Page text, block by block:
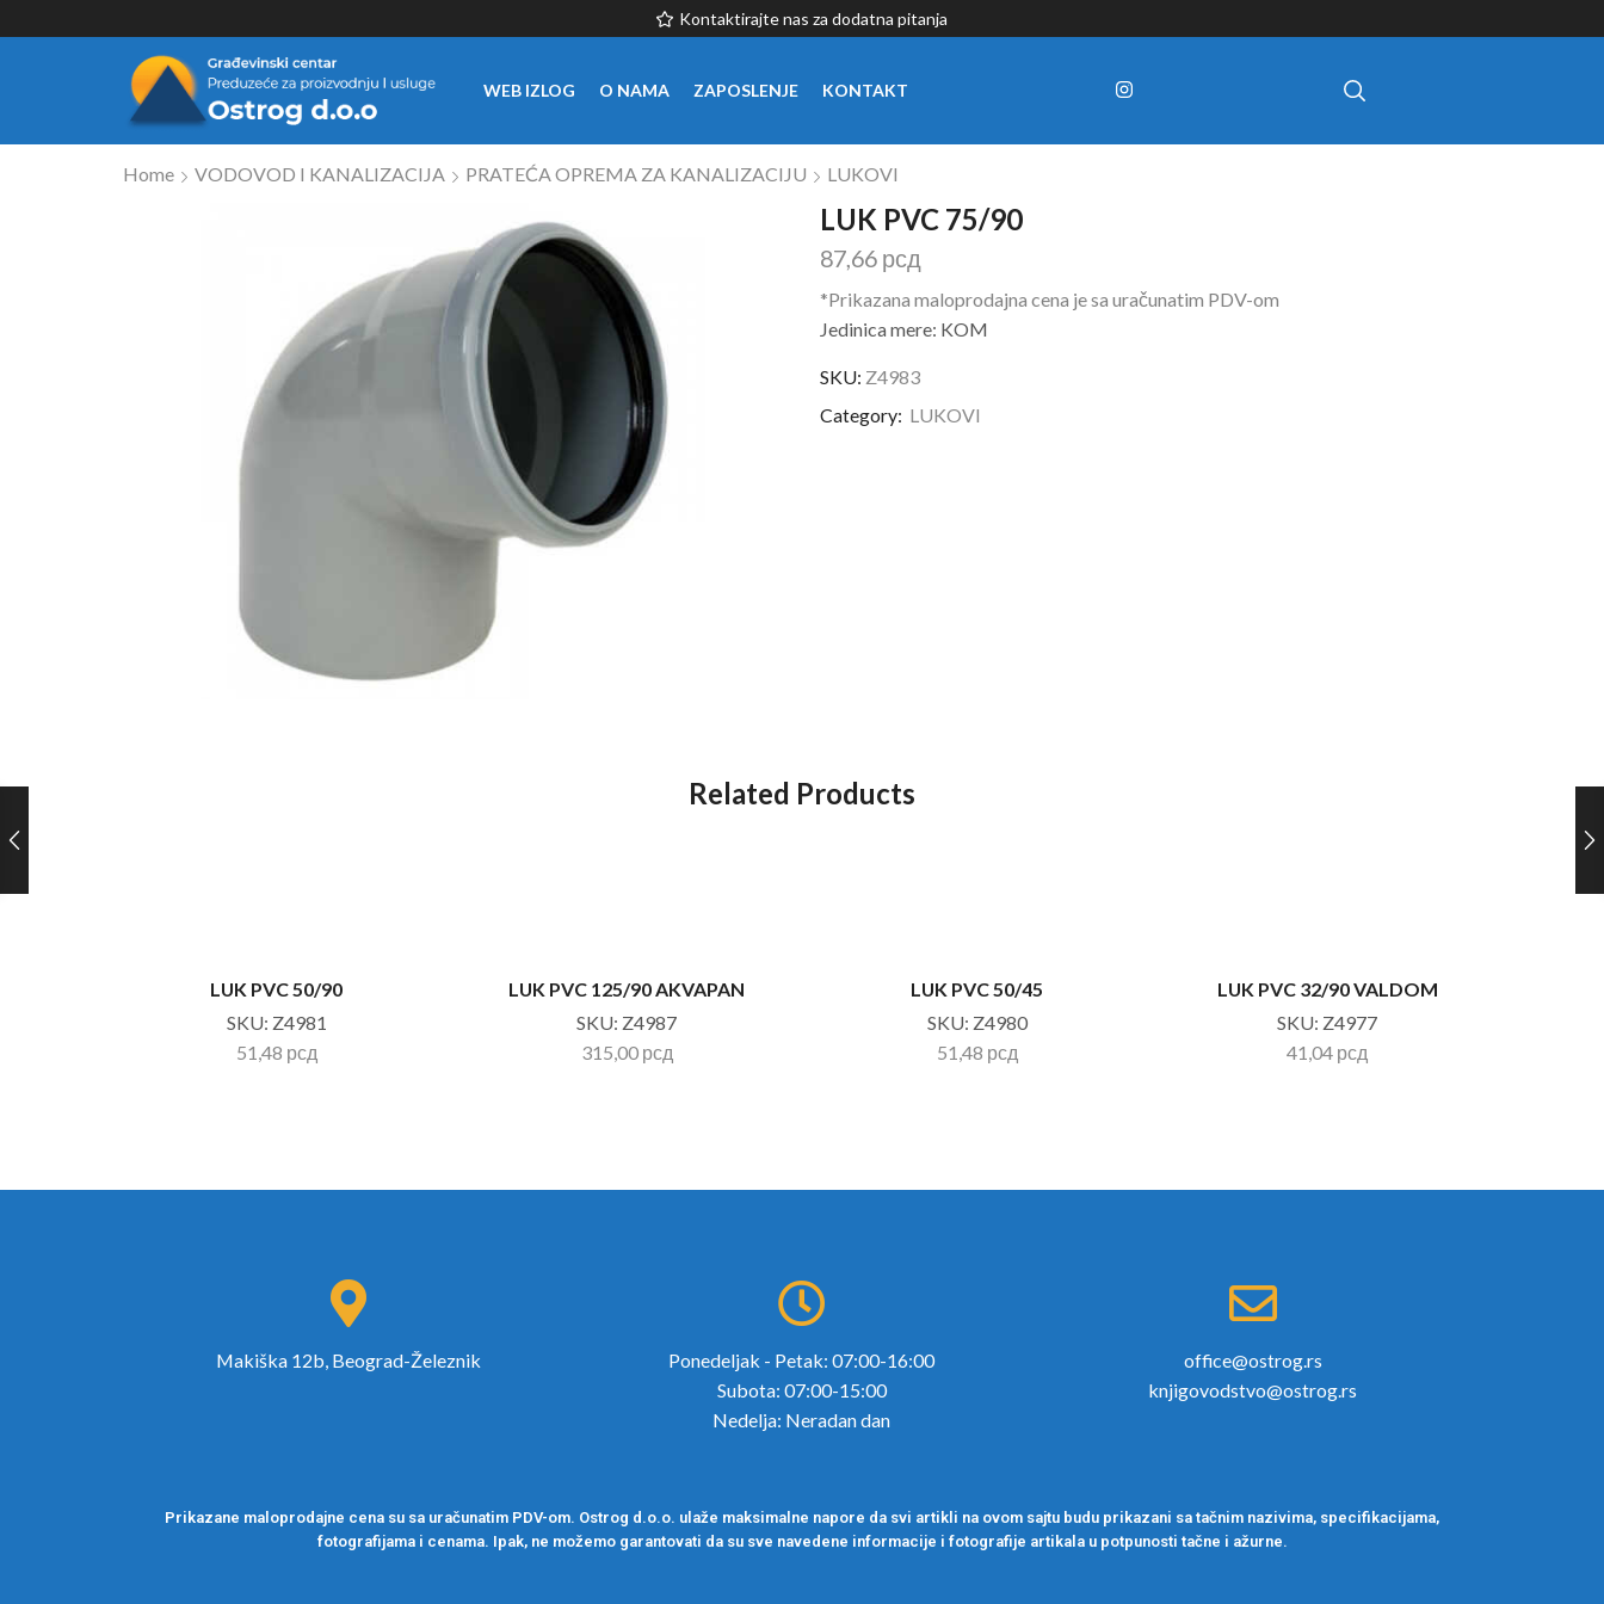
Kontaktirajte nas za dodatna pitanja
WEB IZLOG O NAMA ZAPOSLENJE KONTAKT
Home VODOVOD I KANALIZACIJA PRATEĆA OPREMA ZA KANALIZACIJU LUKOVI
LUK PVC 75/90
87,66 рсд
*Prikazana maloprodajna cena je sa uračunatim PDV-om
Jedinica mere: KOM
SKU: Z4983
Category: LUKOVI
Related Products
LUK PVC 50/90
SKU: Z4981
51,48 рсд
LUK PVC 125/90 AKVAPAN
SKU: Z4987
315,00 рсд
LUK PVC 50/45
SKU: Z4980
51,48 рсд
LUK PVC 32/90 VALDOM
SKU: Z4977
41,04 рсд
Makiška 12b, Beograd-Železnik
Ponedeljak - Petak: 07:00-16:00
Subota: 07:00-15:00
Nedelja: Neradan dan
office@ostrog.rs
knjigovodstvo@ostrog.rs
Prikazane maloprodajne cena su sa uračunatim PDV-om. Ostrog d.o.o. ulaže maksimalne napore da svi artikli na ovom sajtu budu prikazani sa tačnim nazivima, specifikacijama,
fotografijama i cenama. Ipak, ne možemo garantovati da su sve navedene informacije i fotografije artikala u potpunosti tačne i ažurne.